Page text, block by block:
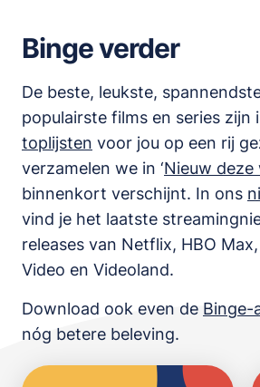
Binge verder
De beste, leukste,
populairste films en series zijn
toplijsten voor jou op een rij
verzamelen we in ‘Nieuw deze
binnenkort verschijnt. In ons
vind je het laatste
releases van Netflix, HBO
Video en Videoland.
Download ook even de Binge-
nóg betere beleving.